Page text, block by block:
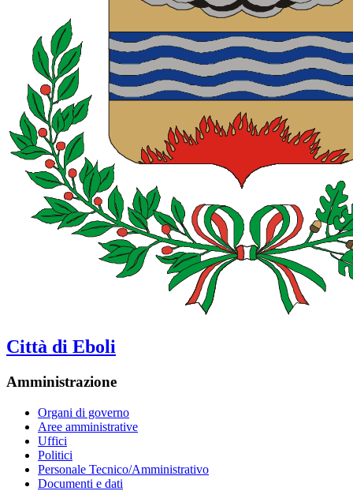
Città di Eboli
Amministrazione
Organi di governo
Aree amministrative
Uffici
Politici
Personale Tecnico/Amministrativo
Documenti e dati